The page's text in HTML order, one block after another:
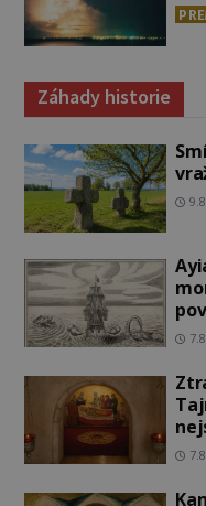
Záhady historie